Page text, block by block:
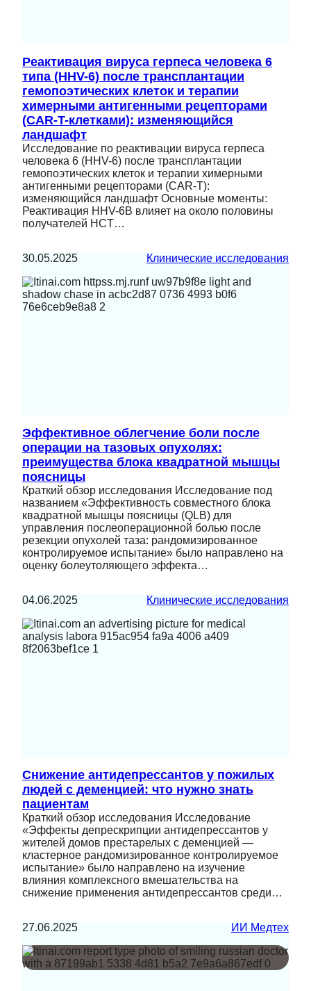
Реактивация вируса герпеса человека 6
типа (HHV-6) после трансплантации
гемопоэтических клеток и терапии
химерными антигенными рецепторами
(CAR-T-клетками): изменяющийся
ландшафт
Исследование по реактивации вируса герпеса
человека 6 (HHV-6) после трансплантации
гемопоэтических клеток и терапии химерными
антигенными рецепторами (CAR-T):
изменяющийся ландшафт Основные моменты:
Реактивация HHV-6B влияет на около половины
получателей HCT…
30.05.2025 Клинические исследования
Эффективное облегчение боли после
операции на тазовых опухолях:
преимущества блока квадратной мышцы
поясницы
Краткий обзор исследования Исследование под
названием «Эффективность совместного блока
квадратной мышцы поясницы (QLB) для
управления послеоперационной болью после
резекции опухолей таза: рандомизированное
контролируемое испытание» было направлено на
оценку болеутоляющего эффекта…
04.06.2025 Клинические исследования
Снижение антидепрессантов у пожилых
людей с деменцией: что нужно знать
пациентам
Краткий обзор исследования Исследование
«Эффекты депрескрипции антидепрессантов у
жителей домов престарелых с деменцией —
кластерное рандомизированное контролируемое
испытание» было направлено на изучение
влияния комплексного вмешательства на
снижение применения антидепрессантов среди…
27.06.2025 ИИ Медтех